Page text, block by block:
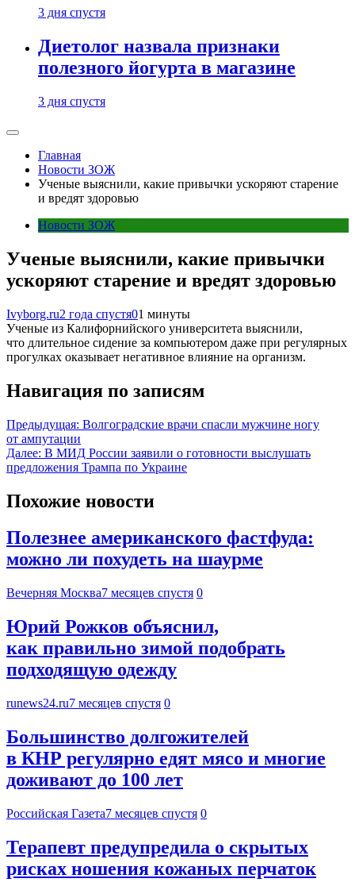
3 дня спустя
Диетолог назвала признаки
полезного йогурта в магазине
3 дня спустя
Главная
Новости ЗОЖ
Ученые выяснили, какие привычки ускоряют старение
и вредят здоровью
Новости ЗОЖ
Ученые выяснили, какие привычки
ускоряют старение и вредят здоровью
Ivyborg.ru2 года спустя01 минуты
Ученые из Калифорнийского университета выяснили,
что длительное сидение за компьютером даже при регулярных
прогулках оказывает негативное влияние на организм.
Навигация по записям
Предыдущая: Волгоградские врачи спасли мужчине ногу
от ампутации
Далее: В МИД России заявили о готовности выслушать
предложения Трампа по Украине
Похожие новости
Полезнее американского фастфуда:
можно ли похудеть на шаурме
Вечерняя Москва7 месяцев спустя 0
Юрий Рожков объяснил,
как правильно зимой подобрать
подходящую одежду
runews24.ru7 месяцев спустя 0
Большинство долгожителей
в КНР регулярно едят мясо и многие
доживают до 100 лет
Российская Газета7 месяцев спустя 0
Терапевт предупредила о скрытых
рисках ношения кожаных перчаток